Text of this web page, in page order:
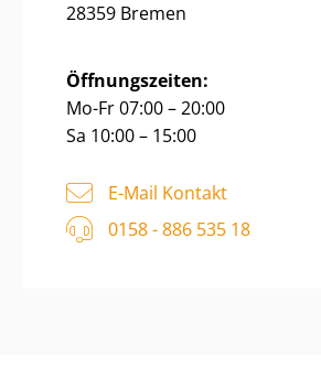
28359 Bremen
Öffnungszeiten:
Mo-Fr 07:00 – 20:00
Sa 10:00 – 15:00
E-Mail Kontakt
0158 - 886 535 18